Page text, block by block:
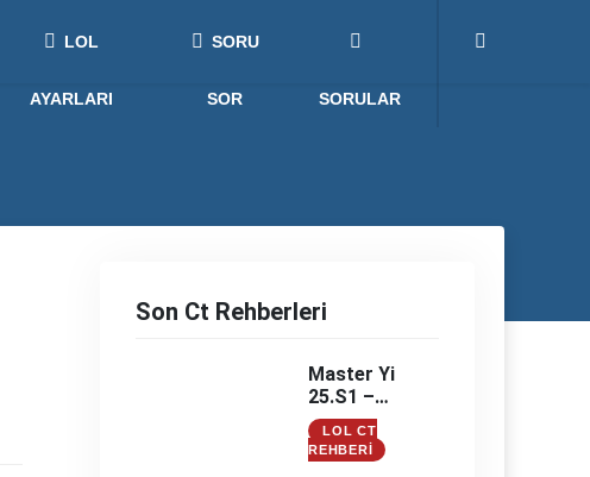
LOL
AYARLARI
SORU
SOR SORULAR
Son Ct Rehberleri
Master Yi
25.S1 –
Master Yi
Counter –
Master Yi
LOL CT
REHBERI